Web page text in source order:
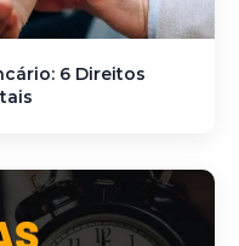
6 Direitos